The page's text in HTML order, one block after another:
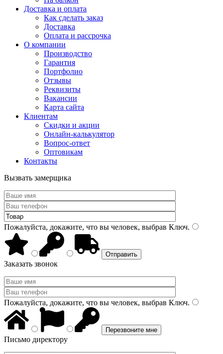
Доставка и оплата
Как сделать заказ
Доставка
Оплата и рассрочка
О компании
Производство
Гарантия
Портфолио
Отзывы
Реквизиты
Вакансии
Карта сайта
Клиентам
Скидки и акции
Онлайн-калькулятор
Вопрос-ответ
Оптовикам
Контакты
Вызвать замерщика
Пожалуйста, докажите, что вы человек, выбрав Ключ.
Заказать звонок
Пожалуйста, докажите, что вы человек, выбрав Ключ.
Письмо директору